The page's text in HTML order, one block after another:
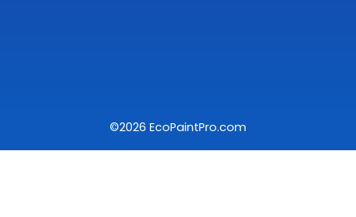
©2026 EcoPaintPro.com